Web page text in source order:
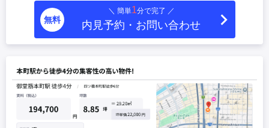
無料
＼ 簡単1分で完了 ／
内見予約・お問い合わせ